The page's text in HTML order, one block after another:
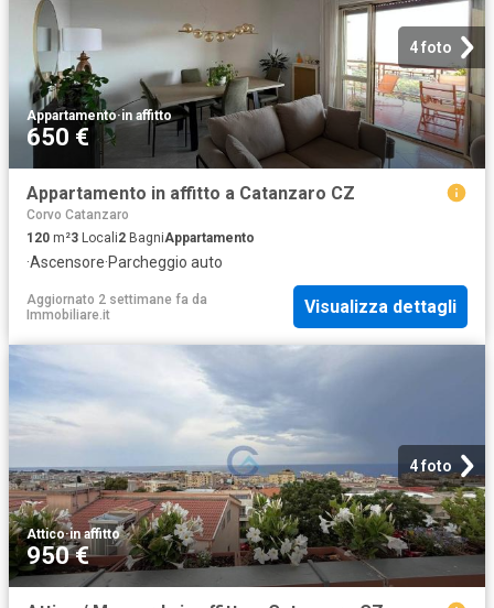
4 foto
Appartamento·in affitto
650 €
Appartamento in affitto a Catanzaro CZ
Corvo Catanzaro
120 m²3 Locali2 BagniAppartamento
·Ascensore·Parcheggio auto
Aggiornato 2 settimane fa da
Immobiliare.it
Visualizza dettagli
4 foto
Attico·in affitto
950 €